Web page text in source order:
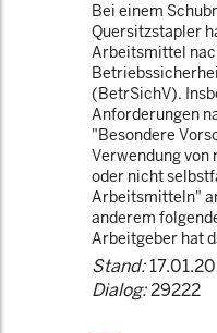
Bei einem
Quersitzstapler
Arbeitsmittel
(BetrSichV).
Anforderungen
"Besondere
Verwendung
oder nicht
Arbeitsmitteln"
anderem
Arbeitgeber hat
Stand:
Dialog:29222